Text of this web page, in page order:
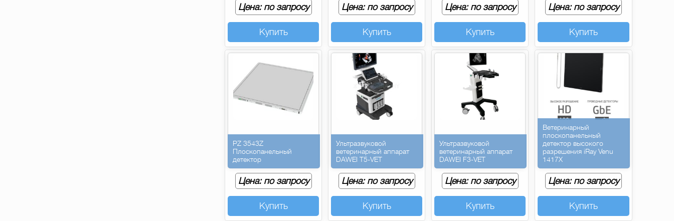
Цена: по запросу
Купить
Цена: по запросу
Купить
Цена: по запросу
Купить
Цена: по запросу
Купить
PZ 3543Z
Плоскопанельный
детектор
Цена: по запросу
Купить
Ультразвуковой
ветеринарный аппарат
DAWEI T5-VET
Цена: по запросу
Купить
Ультразвуковой
ветеринарный аппарат
DAWEI F3-VET
Цена: по запросу
Купить
Ветеринарный
плоскопанельный
детектор высокого
разрешения iRay Venu
1417X
Цена: по запросу
Купить